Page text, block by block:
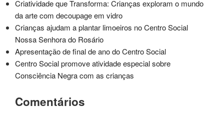
Criatividade que Transforma: Crianças exploram o mundo
da arte com decoupage em vidro
Crianças ajudam a plantar limoeiros no Centro Social
Nossa Senhora do Rosário
Apresentação de final de ano do Centro Social
Centro Social promove atividade especial sobre
Consciência Negra com as crianças
Comentários